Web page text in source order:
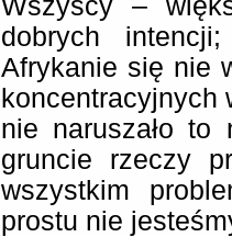
Wszyscy –
dobrych
Afrykanie się nie
koncentracyjnych
nie naruszało to
gruncie rzeczy
wszystkim
prostu nie